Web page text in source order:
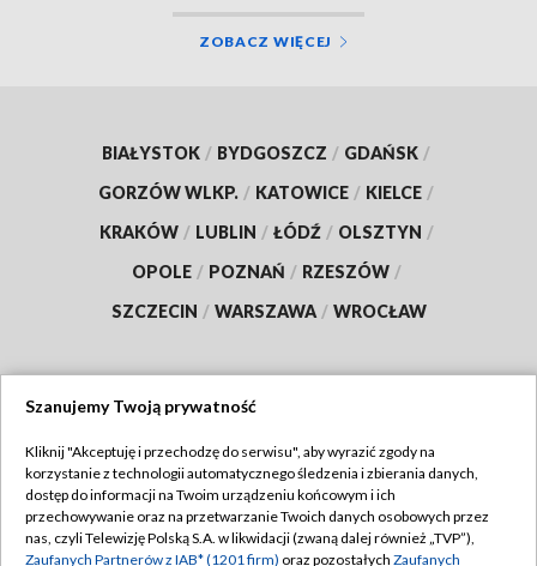
ZOBACZ WIĘCEJ
BIAŁYSTOK / BYDGOSZCZ / GDAŃSK /
GORZÓW WLKP. / KATOWICE / KIELCE /
KRAKÓW / LUBLIN / ŁÓDŹ / OLSZTYN /
OPOLE / POZNAŃ / RZESZÓW /
SZCZECIN / WARSZAWA / WROCŁAW
TVP
Abonament TVP
Emisja w TVP
Regulamin TVP
Szanujemy Twoją prywatność
Kliknij "Akceptuję i przechodzę do serwisu", aby wyrazić zgody na
korzystanie z technologii automatycznego śledzenia i zbierania danych,
dostęp do informacji na Twoim urządzeniu końcowym i ich
przechowywanie oraz na przetwarzanie Twoich danych osobowych przez
nas, czyli Telewizję Polską S.A. w likwidacji (zwaną dalej również „TVP”),
Zaufanych Partnerów z IAB* (1201 firm) oraz pozostałych Zaufanych